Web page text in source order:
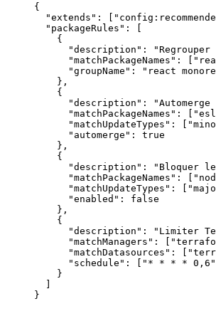
{
"extends" : [ "
"packageRules" : [
{
"description" : "
"matchPackageNames" : [ "
"groupName" : " react
},
{
"description" : "
"matchPackageNames" : [ "
"matchUpdateTypes" : [ "
"automerge" : true
},
{
"description" : " Bloquer
"matchPackageNames" : [ "
"matchUpdateTypes" : [ "
"enabled" : false
},
{
"description" : " Limiter
"matchManagers" : [ "
"matchDatasources" : [ "
"schedule" : [ " * * * * 0,6 "
}
]
}